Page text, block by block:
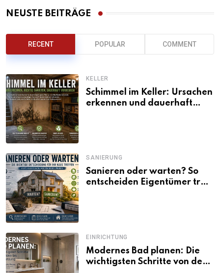
NEUSTE BEITRÄGE
RECENT POPULAR COMMENT
KELLER
Schimmel im Keller: Ursachen
erkennen und dauerhaft
SANIERUNG
Sanieren oder warten? So
entscheiden Eigentümer trotz
EINRICHTUNG
Modernes Bad planen: Die
wichtigsten Schritte von der